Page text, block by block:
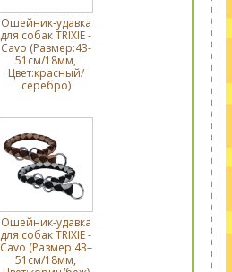
Ошейник-удавка
для собак TRIXIE -
Cavo (Размер:43-
51см/18мм,
Цвет:красный/
серебро)
Ошейник-удавка
для собак TRIXIE -
Cavo (Размер:43–
51см/18мм,